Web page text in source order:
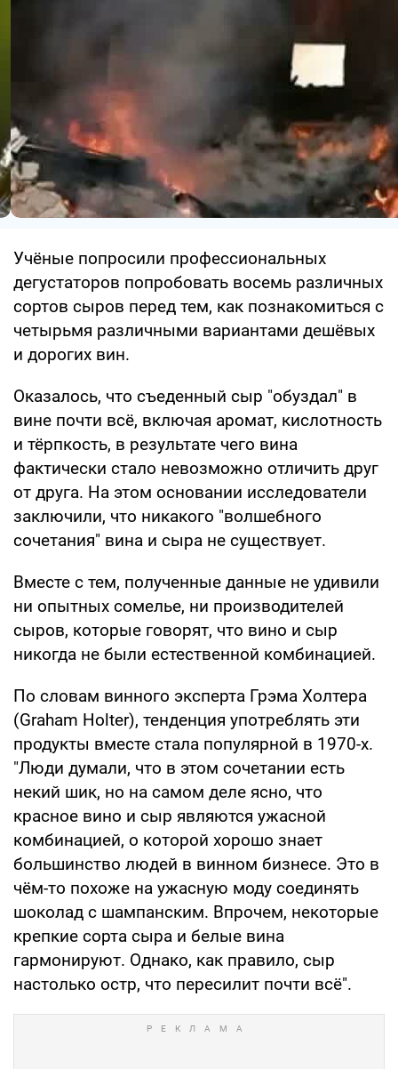
Учёные попросили профессиональных
дегустаторов попробовать восемь различных
сортов сыров перед тем, как познакомиться с
четырьмя различными вариантами дешёвых
и дорогих вин.
Оказалось, что съеденный сыр "обуздал" в
вине почти всё, включая аромат, кислотность
и тёрпкость, в результате чего вина
фактически стало невозможно отличить друг
от друга. На этом основании исследователи
заключили, что никакого "волшебного
сочетания" вина и сыра не существует.
Вместе с тем, полученные данные не удивили
ни опытных сомелье, ни производителей
сыров, которые говорят, что вино и сыр
никогда не были естественной комбинацией.
По словам винного эксперта Грэма Холтера
(Graham Holter), тенденция употреблять эти
продукты вместе стала популярной в 1970-х.
"Люди думали, что в этом сочетании есть
некий шик, но на самом деле ясно, что
красное вино и сыр являются ужасной
комбинацией, о которой хорошо знает
большинство людей в винном бизнесе. Это в
чём-то похоже на ужасную моду соединять
шоколад с шампанским. Впрочем, некоторые
крепкие сорта сыра и белые вина
гармонируют. Однако, как правило, сыр
настолько остр, что пересилит почти всё".